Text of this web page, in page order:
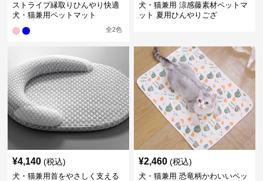
ストライプ縁取りひんやり快適
犬・猫兼用ペットマット
全2色
犬・猫兼用 涼感藤素材ペットマ
ット 夏用ひんやりござ
¥4,140 (税込)
犬・猫兼用首をやさしく支える
¥2,460 (税込)
犬・猫兼用 恐竜柄かわいいペッ